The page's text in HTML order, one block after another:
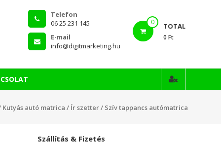
0 TOTAL
0 Ft
Telefon
06 25 231 145
E-mail
info@digitmarketing.hu
Kutyás autó matrica / Ír szetter/ Szív tappancs autómatrica
Szállítás & Fizetés